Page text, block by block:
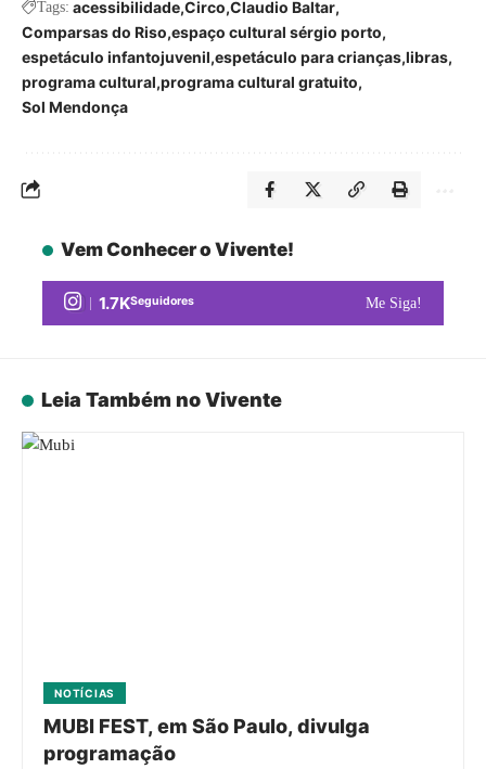
Tags: acessibilidade Circo Claudio Baltar
Comparsas do Riso espaço cultural sérgio porto
espetáculo infantojuvenil espetáculo para crianças libras
programa cultural programa cultural gratuito
Sol Mendonça
Vem Conhecer o Vivente!
1.7KSeguidores Me Siga!
Leia Também no Vivente
NOTÍCIAS
MUBI FEST, em São Paulo, divulga
programação